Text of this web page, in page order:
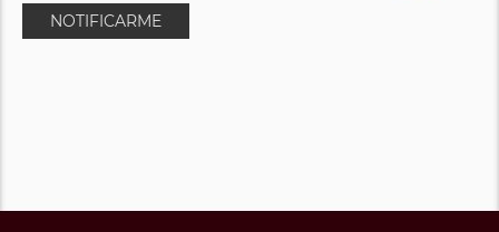
NOTIFICARME